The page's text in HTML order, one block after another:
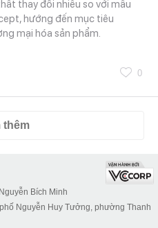
thay đổi nhiều so với mẫu
hướng đến mục tiêu
mại hóa sản phẩm.
0
thêm
Bích Minh
Nguyễn Huy Tưởng, phường Thanh